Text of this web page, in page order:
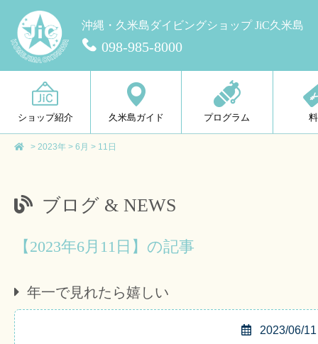
沖縄・久米島ダイビングショップ JiC久米島
098-985-8000
ショップ紹介 久米島ガイド プログラム
> 2023年 > 6月 > 11日
ブログ & NEWS
【2023年6月11日】の記事
年一で見れたら嬉しい
2023/06/11